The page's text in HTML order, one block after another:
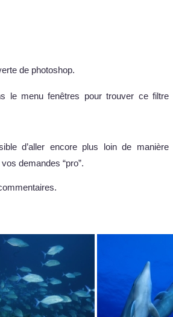
de photoshop.
le menu fenêtres pour trouver ce filtre
d’aller encore plus loin de manière
demandes “pro”.